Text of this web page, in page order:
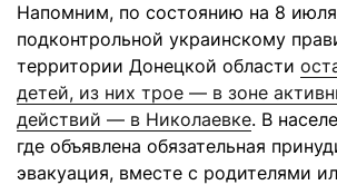
Напомним, по состоянию на 8
подконтрольной украинскому
территории Донецкой области
детей, из них трое — в зоне
действий — в Николаевке. В
где объявлена обязательная
эвакуация, вместе с родителями